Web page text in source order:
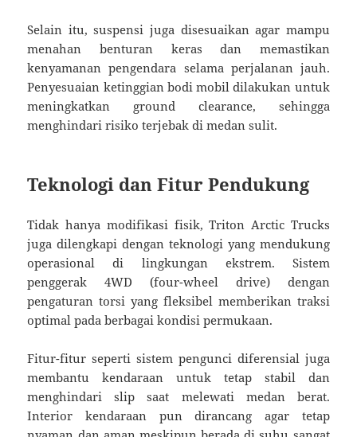
Selain itu, suspensi juga disesuaikan agar mampu
menahan benturan keras dan memastikan
kenyamanan pengendara selama perjalanan jauh.
Penyesuaian ketinggian bodi mobil dilakukan untuk
meningkatkan ground clearance, sehingga
menghindari risiko terjebak di medan sulit.
Teknologi dan Fitur Pendukung
Tidak hanya modifikasi fisik, Triton Arctic Trucks
juga dilengkapi dengan teknologi yang mendukung
operasional di lingkungan ekstrem. Sistem
penggerak 4WD (four-wheel drive) dengan
pengaturan torsi yang fleksibel memberikan traksi
optimal pada berbagai kondisi permukaan.
Fitur-fitur seperti sistem pengunci diferensial juga
membantu kendaraan untuk tetap stabil dan
menghindari slip saat melewati medan berat.
Interior kendaraan pun dirancang agar tetap